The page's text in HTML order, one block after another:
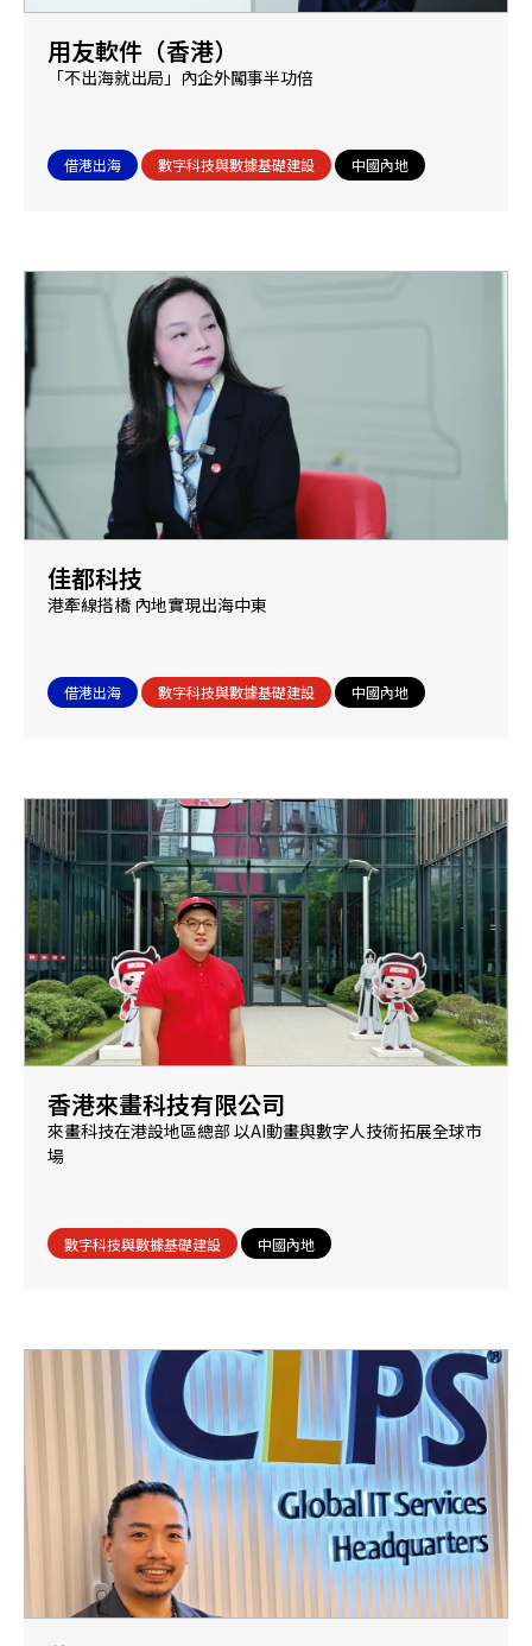
用友軟件（香港）
「不出海就出局」內企外闖事半功倍
借港出海 數字科技與數據基礎建設 中國內地
佳都科技
港牽線搭橋 內地實現出海中東
借港出海 數字科技與數據基礎建設 中國內地
香港來畫科技有限公司
來畫科技在港設地區總部 以AI動畫與數字人技術拓展全球市
場
數字科技與數據基礎建設 中國內地